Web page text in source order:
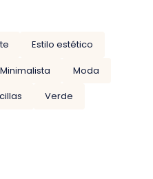
Estilo estético
Minimalista
Moda
Verde